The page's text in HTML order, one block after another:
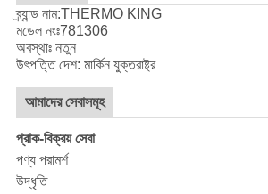
ব্র্যান্ড নাম:THERMO KING
মডেল নংঃ781306
অবস্থাঃ নতুন
উৎপত্তি দেশ: মার্কিন যুক্তরাষ্ট্র
আমাদের সেবাসমূহ
প্রাক-বিক্রয় সেবা
পণ্য পরামর্শ
উদ্ধৃতি